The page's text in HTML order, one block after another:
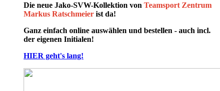
Die neue Jako-SVW-Kollektion von Teamsport Zentrum
Markus Ratschmeier ist da!
Ganz einfach online auswählen und bestellen - auch incl.
der eigenen Initialen!
HIER geht's lang!